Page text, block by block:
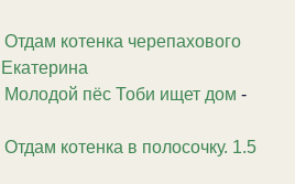
Отдам котенка черепахового
Екатерина
Молодой пёс Тоби ищет дом -
Отдам котенка в полосочку. 1.5